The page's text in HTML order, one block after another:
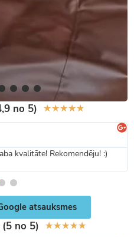
no 5) ★★★★★
kvalitāte! Rekomendēju! :)
atsauksmes
no 5) ★★★★★